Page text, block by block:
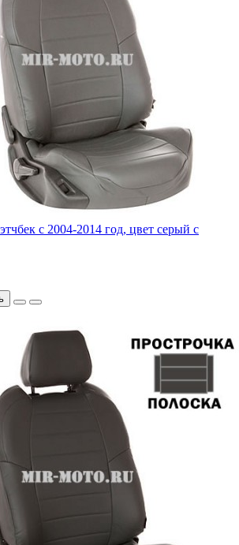
с 2004-2014 год, цвет серый с